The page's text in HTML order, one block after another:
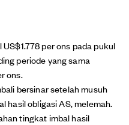
per ons pada pukul
periode yang sama
ons.
bersinar setelah musuh
hasil obligasi AS, melemah.
tingkat imbal hasil